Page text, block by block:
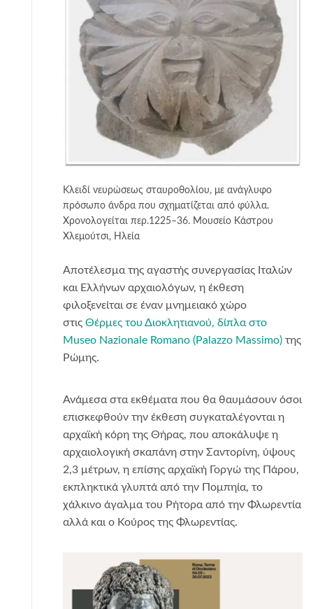
Κλειδί νευρώσεως σταυροθολίου, με ανάγλυφο
πρόσωπο άνδρα που σχηματίζεται από φύλλα.
Χρονολογείται περ.1225–36. Μουσείο Κάστρου
Χλεμούτσι, Ηλεία
Αποτέλεσμα της αγαστής συνεργασίας Ιταλών
και Ελλήνων αρχαιολόγων, η έκθεση
φιλοξενείται σε έναν μνημειακό χώρο
στις Θέρμες του Διοκλητιανού, δίπλα στο
Museo Nazionale Romano (Palazzo Massimo) της
Ρώμης.
Ανάμεσα στα εκθέματα που θα θαυμάσουν όσοι
επισκεφθούν την έκθεση συγκαταλέγονται η
αρχαϊκή κόρη της Θήρας, που αποκάλυψε η
αρχαιολογική σκαπάνη στην Σαντορίνη, ύψους
2,3 μέτρων, η επίσης αρχαϊκή Γοργώ της Πάρου,
εκπληκτικά γλυπτά από την Πομπηία, το
χάλκινο άγαλμα του Ρήτορα από την Φλωρεντία
αλλά και ο Κούρος της Φλωρεντίας.